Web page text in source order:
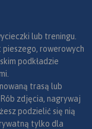
lub treningu.
rowerowych
podkładzie
trasą lub
zdjęcia, nagrywaj
podzielić się nią
tylko dla